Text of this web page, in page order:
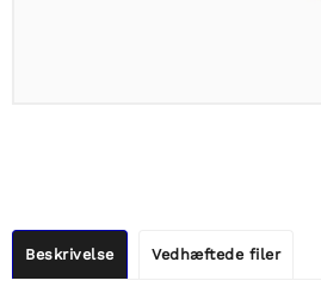
Beskrivelse Vedhæftede filer